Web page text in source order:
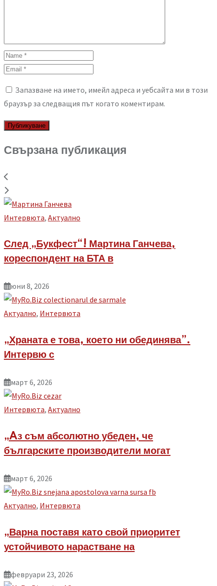
Запазване на името, имейл адреса и уебсайта ми в този
браузър за следващия път когато коментирам.
Свързана публикация
Интервюта, Aктуално
След „Букфест“! Мартина Ганчева,
кореспондент на БТА в
юни 8, 2026
Aктуално, Интервюта
„Храната е това, което ни обединява”.
Интервю с
март 6, 2026
Интервюта, Aктуално
„Aз съм абсолютно убеден, че
българските производители могат
март 6, 2026
Aктуално, Интервюта
„Варна поставя като свой приоритет
устойчивото нарастване на
февруари 23, 2026